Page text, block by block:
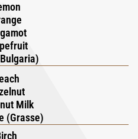
Zapach otwiera się w
gdzie sycylijski
sycylijska pomarańcza
aksamitnej elegancji absolutu
brzoskwinia Romagna łączy
wzbogaconym kremowym
i gładką królewską wodą
się w kubańskie drzewo
Milk
(Grasse)